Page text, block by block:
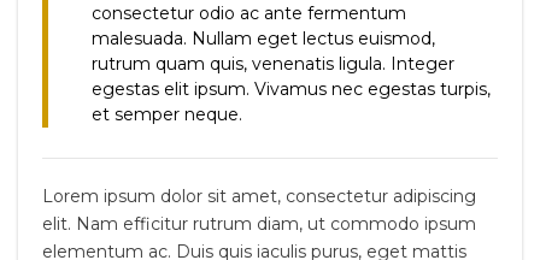
consectetur odio ac ante fermentum
malesuada. Nullam eget lectus euismod,
rutrum quam quis, venenatis ligula. Integer
egestas elit ipsum. Vivamus nec egestas turpis,
et semper neque.
Lorem ipsum dolor sit amet, consectetur adipiscing
elit. Nam efficitur rutrum diam, ut commodo ipsum
elementum ac. Duis quis iaculis purus, eget mattis